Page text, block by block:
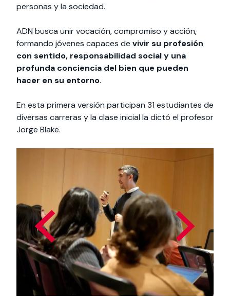
personas y la sociedad.
ADN busca unir vocación, compromiso y acción,
formando jóvenes capaces de vivir su profesión
con sentido, responsabilidad social y una
profunda conciencia del bien que pueden
hacer en su entorno.
En esta primera versión participan 31 estudiantes de
diversas carreras y la clase inicial la dictó el profesor
Jorge Blake.